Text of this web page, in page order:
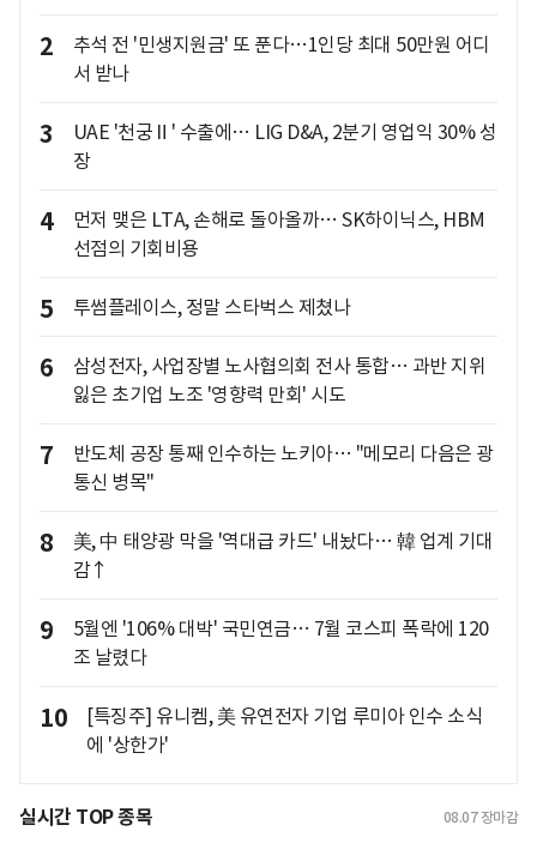
2
추석 전 '민생지원금' 또 푼다…1인당 최대 50만원 어디
서 받나
3
UAE '천궁Ⅱ' 수출에… LIG D&A, 2분기 영업익 30% 성
장
4
먼저 맺은 LTA, 손해로 돌아올까… SK하이닉스, HBM
선점의 기회비용
5 투썸플레이스, 정말 스타벅스 제쳤나
6
삼성전자, 사업장별 노사협의회 전사 통합… 과반 지위
잃은 초기업 노조 '영향력 만회' 시도
7
반도체 공장 통째 인수하는 노키아… "메모리 다음은 광
통신 병목"
8
美, 中 태양광 막을 '역대급 카드' 내놨다… 韓 업계 기대
감↑
9
5월엔 '106% 대박' 국민연금… 7월 코스피 폭락에 120
조 날렸다
10
[특징주] 유니켐, 美 유연전자 기업 루미아 인수 소식
에 '상한가'
실시간 TOP 종목 08.07 장마감